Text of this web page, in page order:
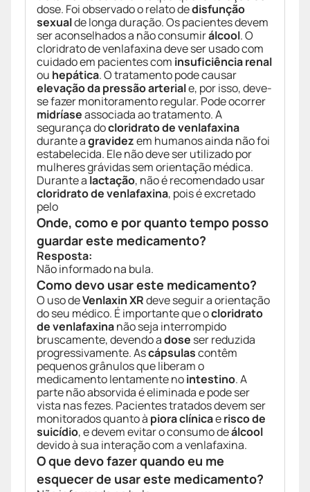
dose. Foi observado o relato dedisfunção
sexualde longa duração. Os pacientes devem
ser aconselhados a não consumirálcool. O
cloridrato de venlafaxina deve ser usado com
cuidado em pacientes com insuficiência renal
ou hepática. O tratamento pode causar
elevação da pressão arteriale, por isso, deve-
se fazer monitoramento regular. Pode ocorrer
midríaseassociada ao tratamento. A
segurança docloridrato de venlafaxina
durante agravidezem humanos ainda não foi
estabelecida. Ele não deve ser utilizado por
mulheres grávidas sem orientação médica.
Durante a lactação, não é recomendado usar
cloridrato de venlafaxina, pois é excretado
pelo
Onde, como e por quanto tempo posso
guardar este medicamento?
Resposta:
Não informado na bula.
Como devo usar este medicamento?
O uso deVenlaxin XRdeve seguir a orientação
do seu médico. É importante que ocloridrato
de venlafaxinanão seja interrompido
bruscamente, devendo adose ser reduzida
progressivamente. Ascápsulascontêm
pequenos grânulos que liberam o
medicamento lentamente nointestino. A
parte não absorvida é eliminada e pode ser
vista nas fezes. Pacientes tratados devem ser
monitorados quanto à piora clínicaerisco de
suicídio, e devem evitar o consumo deálcool
devido à sua interação com a venlafaxina.
O que devo fazer quando eu me
esquecer de usar este medicamento?